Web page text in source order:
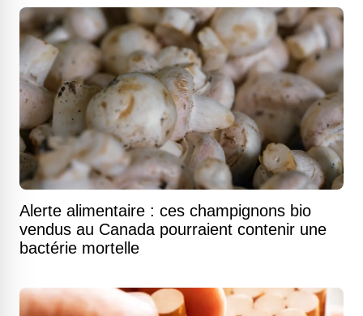
Alerte alimentaire : ces champignons bio
vendus au Canada pourraient contenir une
bactérie mortelle